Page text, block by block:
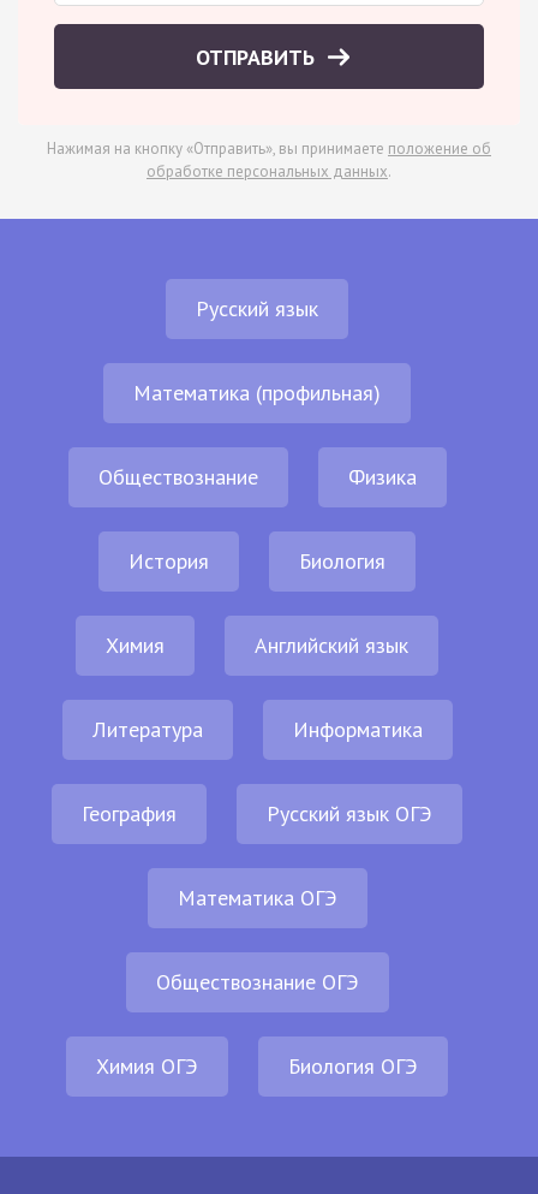
ОТПРАВИТЬ
Нажимая на кнопку «Отправить», вы принимаете положение об
обработке персональных данных.
Русский язык
Математика (профильная)
Обществознание Физика
История Биология
Химия Английский язык
Литература Информатика
География Русский язык ОГЭ
Математика ОГЭ
Обществознание ОГЭ
Химия ОГЭ Биология ОГЭ